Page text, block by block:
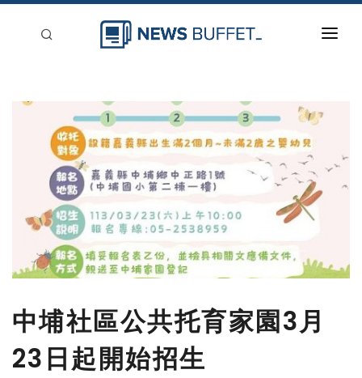
新聞稿分類
登入
刊登
中埔社區公共托育家園3月
23日起開始招生